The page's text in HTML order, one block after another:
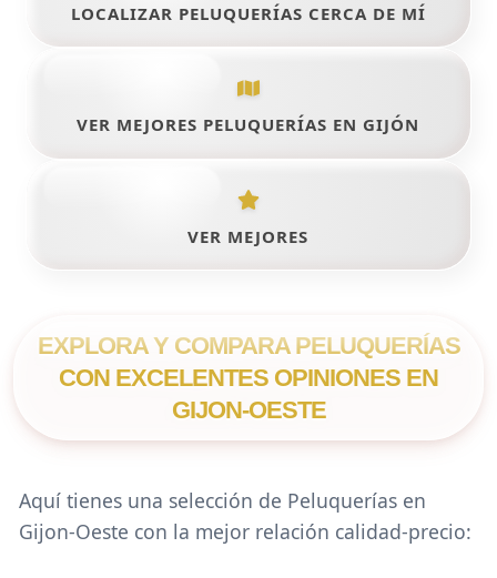
LOCALIZAR PELUQUERÍAS CERCA DE MÍ
VER MEJORES PELUQUERÍAS EN GIJÓN
VER MEJORES
EXPLORA Y COMPARA PELUQUERÍAS
CON EXCELENTES OPINIONES EN
GIJON-OESTE
Aquí tienes una selección de Peluquerías en
Gijon-Oeste con la mejor relación calidad-precio: